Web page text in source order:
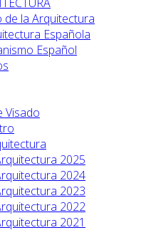
de la Arquitectura
Española
Español
Visado
2025
2024
2023
2022
2021